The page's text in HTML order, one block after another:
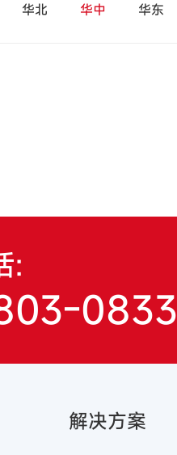
华北 华中 华东
:
0833
解决方案